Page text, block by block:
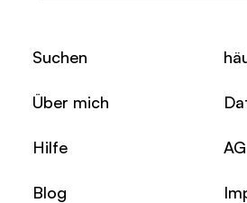
Suchen
Über mich
Hilfe
Blog